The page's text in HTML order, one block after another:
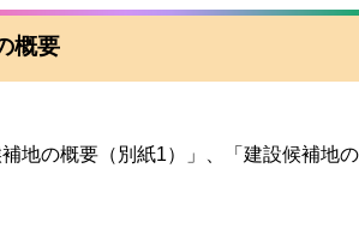
概要
地の概要（別紙1）」、「建設候補地